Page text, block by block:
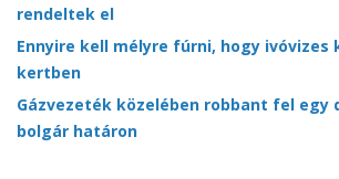
rendeltek el
Ennyire kell mélyre fúrni, hogy ivóvizes
kertben
Gázvezeték közelében robbant fel egy
bolgár határon